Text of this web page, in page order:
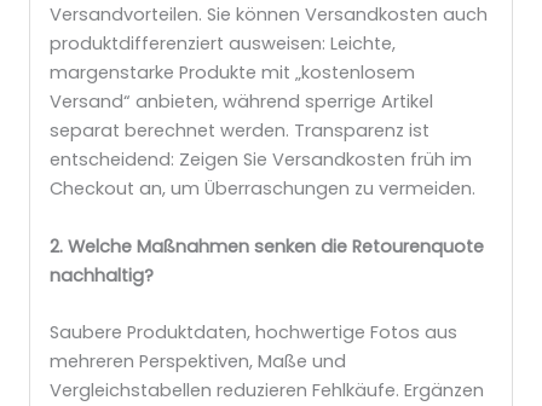
Versandvorteilen. Sie können Versandkosten auch
produktdifferenziert ausweisen: Leichte,
margenstarke Produkte mit „kostenlosem
Versand“ anbieten, während sperrige Artikel
separat berechnet werden. Transparenz ist
entscheidend: Zeigen Sie Versandkosten früh im
Checkout an, um Überraschungen zu vermeiden.
2. Welche Maßnahmen senken die Retourenquote
nachhaltig?
Saubere Produktdaten, hochwertige Fotos aus
mehreren Perspektiven, Maße und
Vergleichstabellen reduzieren Fehlkäufe. Ergänzen